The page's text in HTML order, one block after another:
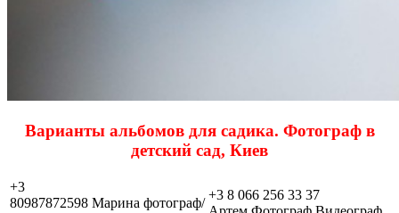
Варианты альбомов для садика. Фотограф в
детский сад, Киев
+3
80987872598 Марина фотограф/
+3 8 066 256 33 37